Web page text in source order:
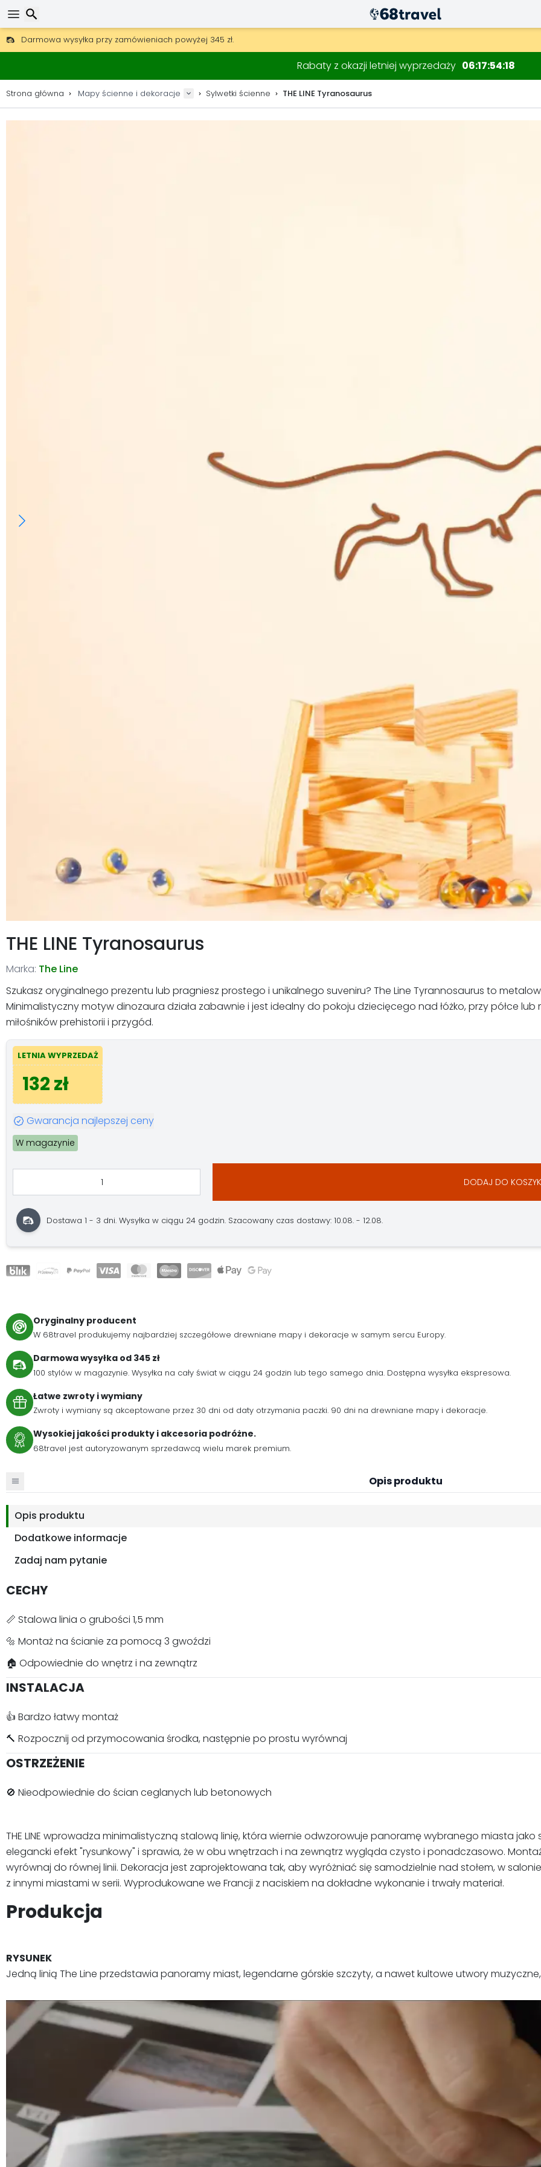
Darmowa wysyłka przy zamówieniach powyżej 345 zł.
30 dni na zwrot, 90 dni na drewniane mapy i dekoracje.
Oryginalny producent map i dekoracji.
Rabaty z okazji letniej wyprzedaży 06 17 54 17
Strona główna Mapy ścienne i dekoracje Sylwetki ścienne THE LINE Tyranosaurus
THE LINE Tyranosaurus
Marka: The Line
Szukasz oryginalnego prezentu lub pragniesz prostego i unikalnego suveniru? The Line Tyrannosaurus to
Minimalistyczny motyw dinozaura działa zabawnie i jest idealny do pokoju dziecięcego nad łóżko, przy półce lub
miłośników prehistorii i przygód.
LETNIA WYPRZEDAŻ
132 zł
Gwarancja najlepszej ceny
W magazynie
DODAJ DO
Dostawa 1 - 3 dni. Wysyłka w ciągu 24 godzin. Szacowany czas dostawy: 10.08. - 12.08.
Oryginalny producent
W 68travel produkujemy najbardziej szczegółowe drewniane mapy i dekoracje w samym sercu Europy.
Darmowa wysyłka od 345 zł
100 stylów w magazynie. Wysyłka na cały świat w ciągu 24 godzin lub tego samego dnia. Dostępna wysyłka ekspresowa.
Łatwe zwroty i wymiany
Zwroty i wymiany są akceptowane przez 30 dni od daty otrzymania paczki. 90 dni na drewniane mapy i dekoracje.
Wysokiej jakości produkty i akcesoria podróżne.
68travel jest autoryzowanym sprzedawcą wielu marek premium.
Opis produktu
Opis produktu
Dodatkowe informacje
Zadaj nam pytanie
CECHY
📏 Stalowa linia o grubości 1,5 mm
🔩 Montaż na ścianie za pomocą 3 gwoździ
🏠 Odpowiednie do wnętrz i na zewnątrz
INSTALACJA
👍 Bardzo łatwy montaż
🔨 Rozpocznij od przymocowania środka, następnie po prostu wyrównaj
OSTRZEŻENIE
🚫 Nieodpowiednie do ścian ceglanych lub betonowych
THE LINE wprowadza minimalistyczną stalową linię, która wiernie odwzorowuje panoramę wybranego miasta
elegancki efekt "rysunkowy" i sprawia, że w obu wnętrzach i na zewnątrz wygląda czysto i ponadczasowo.
wyrównaj do równej linii. Dekoracja jest zaprojektowana tak, aby wyróżniać się samodzielnie nad stołem, w
z innymi miastami w serii. Wyprodukowane we Francji z naciskiem na dokładne wykonanie i trwały materiał.
Produkcja
RYSUNEK
Jedną linią The Line przedstawia panoramy miast, legendarne górskie szczyty, a nawet kultowe utwory